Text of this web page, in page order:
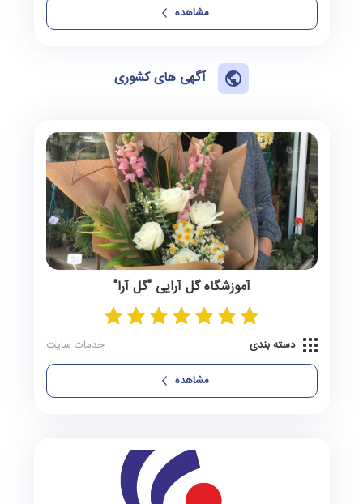
مینودشت 0 آگهی
نگین‌شهر 0 آگهی
نوکنده 0 آگهی
کلاله 0 آگهی
مشاهده
آگهی های کشوری
آموزشگاه گل‌ آرایی "گل‌ آرا"
دسته بندی
خدمات سایت
مشاهده